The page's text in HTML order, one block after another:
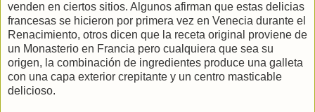
venden en ciertos sitios. Algunos afirman que estas delicias
francesas se hicieron por primera vez en Venecia durante el
Renacimiento, otros dicen que la receta original proviene de
un Monasterio en Francia pero cualquiera que sea su
origen, la combinación de ingredientes produce una galleta
con una capa exterior crepitante y un centro masticable
delicioso.